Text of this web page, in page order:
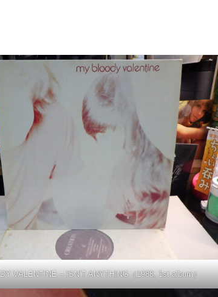
VALENTINE – ISN’T ANYTHING（1988, 1st album）